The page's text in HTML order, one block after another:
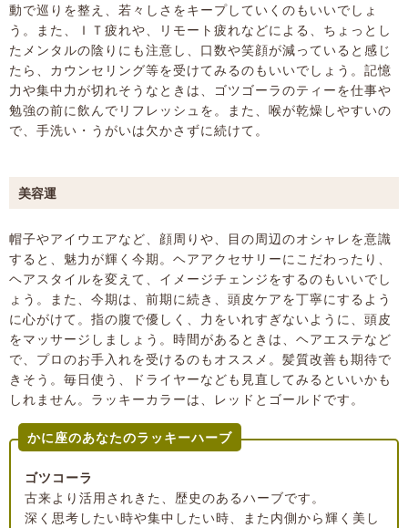
動で巡りを整え、若々しさをキープしていくのもいいでしょ
う。また、ＩＴ疲れや、リモート疲れなどによる、ちょっとし
たメンタルの陰りにも注意し、口数や笑顔が減っていると感じ
たら、カウンセリング等を受けてみるのもいいでしょう。記憶
力や集中力が切れそうなときは、ゴツゴーラのティーを仕事や
勉強の前に飲んでリフレッシュを。また、喉が乾燥しやすいの
で、手洗い・うがいは欠かさずに続けて。
美容運
帽子やアイウエアなど、顔周りや、目の周辺のオシャレを意識
すると、魅力が輝く今期。ヘアアクセサリーにこだわったり、
ヘアスタイルを変えて、イメージチェンジをするのもいいでし
ょう。また、今期は、前期に続き、頭皮ケアを丁寧にするよう
に心がけて。指の腹で優しく、力をいれすぎないように、頭皮
をマッサージしましょう。時間があるときは、ヘアエステなど
で、プロのお手入れを受けるのもオススメ。髪質改善も期待で
きそう。毎日使う、ドライヤーなども見直してみるといいかも
しれません。ラッキーカラーは、レッドとゴールドです。
かに座のあなたのラッキーハーブ
ゴツコーラ
古来より活用されきた、歴史のあるハーブです。
深く思考したい時や集中したい時、また内側から輝く美し